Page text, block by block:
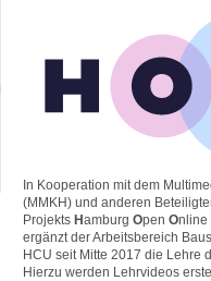
In Kooperation mit dem
(MMKH) und anderen
Projekts H amburg Open Online
ergänzt der Arbeitsbereich
HCU seit Mitte 2017 die Lehre
Hierzu werden Lehrvideos